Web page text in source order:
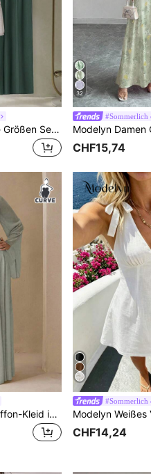
Modelyn Damen Große Größen Set aus Blumenprint Langarm Knopfhemd und Hose, 2-teilig, Lässig
32
#Sommerlich
CHF15,74
Modelyn Elegantes Chiffon-Kleid in Pastellfarben, geeignet für Lehrer, Schulanfang, Große Größen, Herbst
#Sommerlich
CHF14,24